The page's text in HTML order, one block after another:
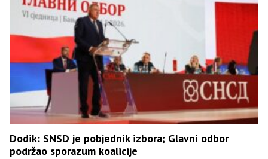
Dodik: SNSD je pobjednik izbora; Glavni odbor
podržao sporazum koalicije